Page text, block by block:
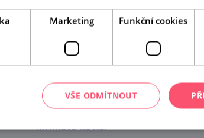
tady už jste byli?
další akce, které by se vám mohly líbit.
Mrkněte na ně.
Marketing Funkční cookies
VŠE ODMÍTNOUT